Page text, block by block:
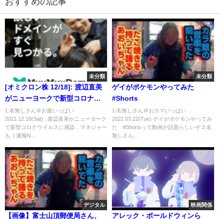
未分類
[オミクロン株 12/18]: 渡辺直美
がニューヨークで新型コロナウ
イルスに感染…マネジャーも. |
速報News
1:名無しさん＠お腹いっぱい
2021.12.18(Sat) : 渡辺直美がニューヨーク
で新型コロナウイルスに感染…マネジャー
も. | 速報N...
未分類
ゲイがポケモンやってみた
#Shorts
1:名無しさん＠おカマいっぱい
2022.03.22(Tue) ゲイがポケモンやってみ
た #Shortsって動画が話題らしいぞ 2:名
無しさん...
デジタル
【画像】富士山頂郵便局さん、
映画関係
アレック・ボールドウィンら